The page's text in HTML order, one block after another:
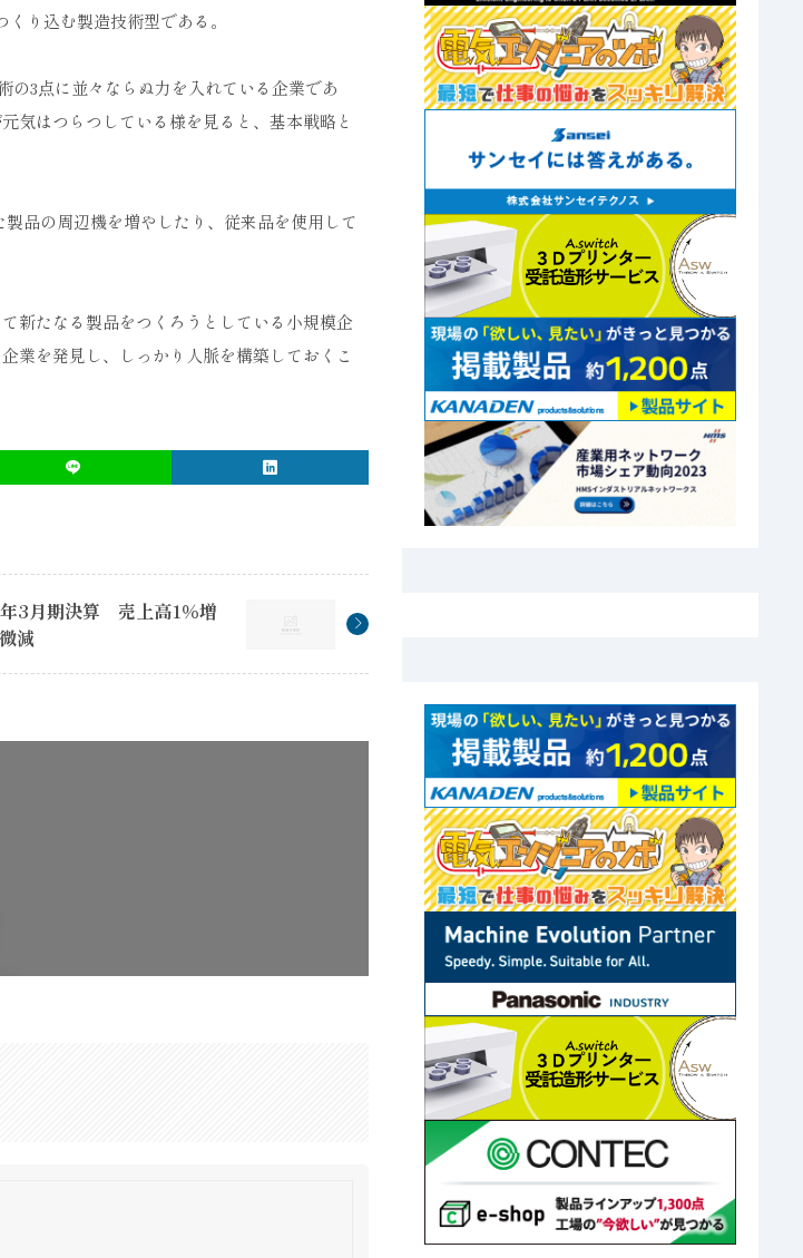
り込む製造技術型である。
の3点に並々ならぬ力を入れている企業であ
気はつらつしている様を見ると、基本戦略と
品の周辺機を増やしたり、従来品を使用して
新たなる製品をつくろうとしている小規模企
業を発見し、しっかり人脈を構築しておくこ
3月期決算 売上高1％増
減